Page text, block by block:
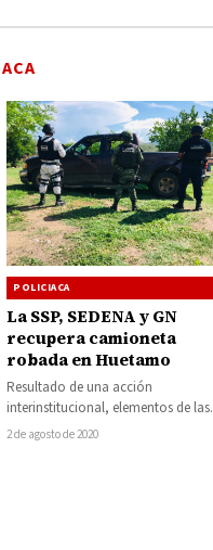
POLICIACA
La SSP, SEDENA y GN
recupera camioneta
robada en Huetamo
Resultado de una acción
interinstitucional, elementos de las
secretarías de Seguridad Pública
2 de agosto de 2020